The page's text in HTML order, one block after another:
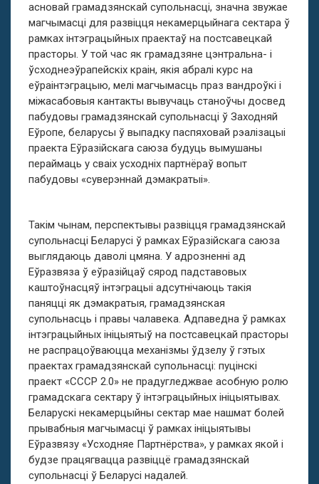
асновай грамадзянскай супольнасці, значна звужае
магчымасці для развіцця некамерцыйнага сектара ў
рамках інтэграцыйных праектаў на постсавецкай
прасторы. У той час як грамадзяне цэнтральна- і
ўсходнеэўрапейскіх краін, якія абралі курс на
еўраінтэграцыю, мелі магчымасць праз вандроўкі і
міжасабовыя кантакты вывучаць станоўчы досвед
пабудовы грамадзянскай супольнасці ў Заходняй
Еўропе, беларусы ў выпадку паспяховай рэалізацыі
праекта Еўразійскага саюза будуць вымушаны
пераймаць у сваіх усходніх партнёраў вопыт
пабудовы «суверэннай дэмакратыі».
Такім чынам, перспектывы развіцця грамадзянскай
супольнасці Беларусі ў рамках Еўразійскага саюза
выглядаюць даволі цмяна. У адрозненні ад
Еўразвяза ў еўразійцаў сярод падставовых
каштоўнасцяў інтэграцыі адсутнічаюць такія
паняцці як дэмакратыя, грамадзянская
супольнасць і правы чалавека. Адпаведна ў рамках
інтэграцыйных ініцыятыў на постсавецкай прасторы
не распрацоўваюцца механізмы ўдзелу ў гэтых
праектах грамадзянскай супольнасці: пуцінскі
праект «СССР 2.0» не прадугледжвае асобную ролю
грамадскага сектару ў інтэграцыйных ініцыятывах.
Беларускі некамерцыйны сектар мае нашмат болей
прывабныя магчымасці ў рамках ініцыятывы
Еўразвязу «Усходняе Партнёрства», у рамках якой і
будзе працягвацца развіццё грамадзянскай
супольнасці ў Беларусі надалей.